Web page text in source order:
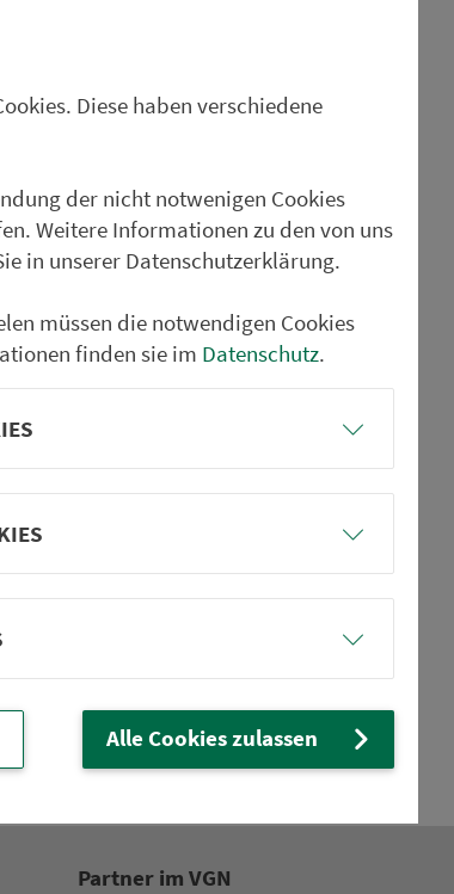
Studie unterliegt den strengen Da­ten­
Die Teilnahme ist freiwillig
aus­schließ­lich anonymisiert
zur Studie sind auf der Webseite
beteiligen sich im VGN-Gebiet:
Partner im VGN
Diese haben verschiedene
der nicht notwenigen Cookies
Weitere Informationen zu den von uns
in unserer Datenschutzerklärung.
müssen die notwendigen Cookies
finden sie im Datenschutz.
Alle Cookies zulassen